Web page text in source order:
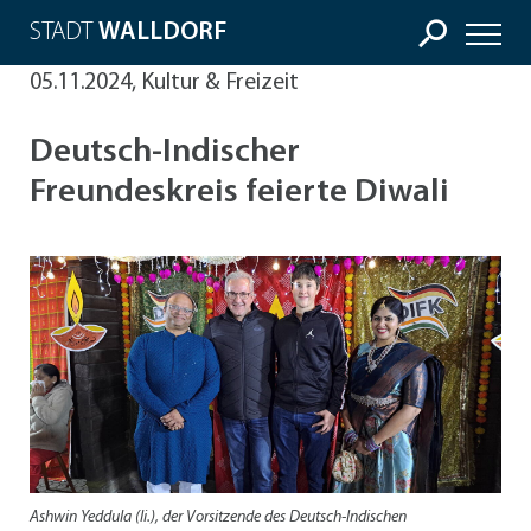
STADT WALLDORF
05.11.2024, Kultur & Freizeit
Deutsch-Indischer
Freundeskreis feierte Diwali
Ashwin Yeddula (li.), der Vorsitzende des Deutsch-Indischen